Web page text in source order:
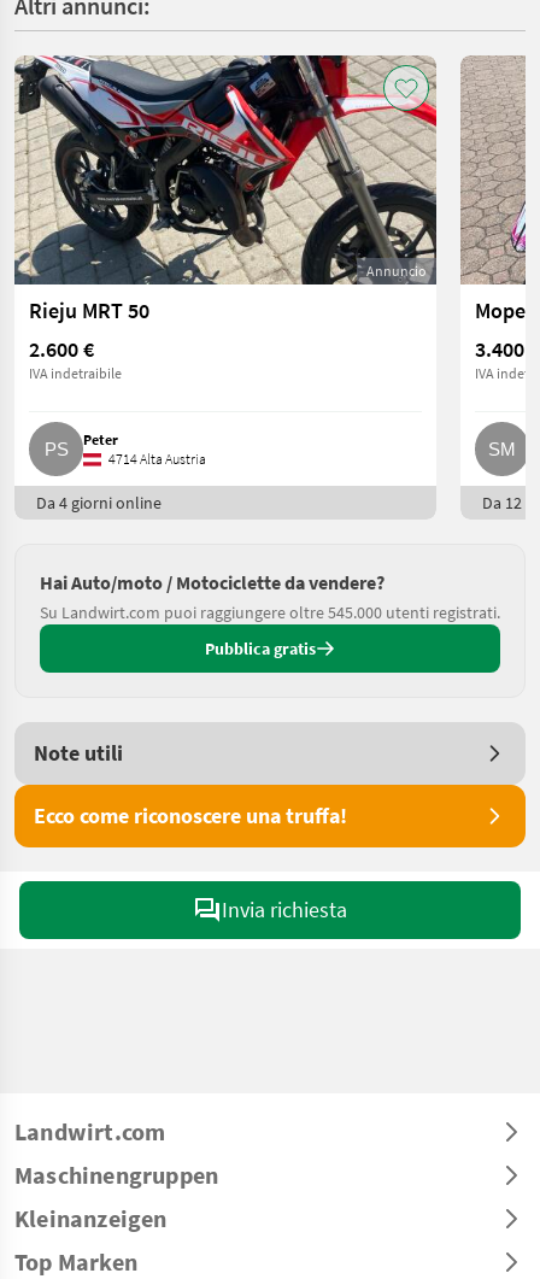
Annuncio
Rieju MRT 50
2.600 €
IVA indetraibile
Peter
4714 Alta Austria
Da 4 giorni online
3.400 €
IVA
Da 12
Hai Auto/moto / Motociclette da vendere?
Su Landwirt.com puoi raggiungere oltre 545.000 utenti registrati.
Pubblica gratis
Note utili
Ecco come riconoscere una truffa!
Invia richiesta
Landwirt.com
Maschinengruppen
Kleinanzeigen
Top Marken